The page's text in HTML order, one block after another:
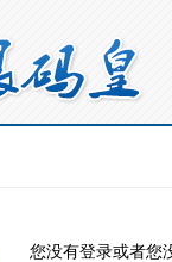
您没有登录或者您